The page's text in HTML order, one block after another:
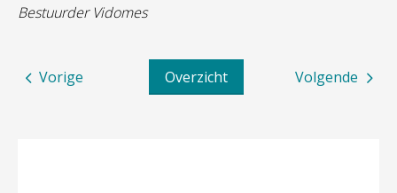
Bestuurder Vidomes
Volgende
Overzicht
Vorige